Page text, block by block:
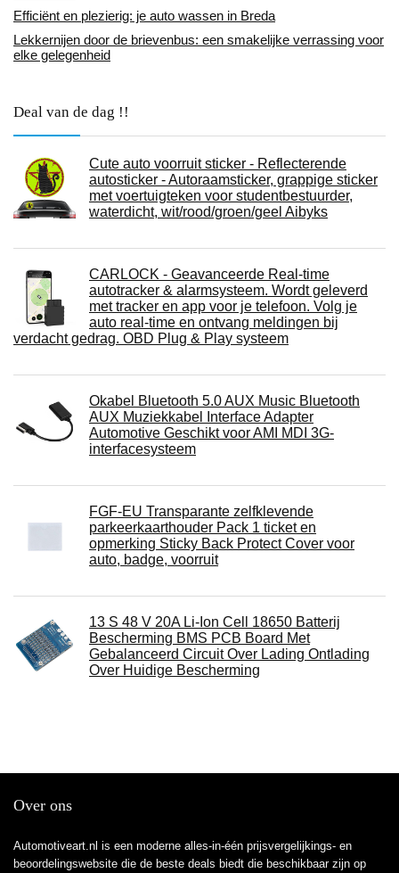
Efficiënt en plezierig: je auto wassen in Breda
Lekkernijen door de brievenbus: een smakelijke verrassing voor
elke gelegenheid
Deal van de dag !!
Cute auto voorruit sticker - Reflecterende
autosticker - Autoraamsticker, grappige sticker
met voertuigteken voor studentbestuurder,
waterdicht, wit/rood/groen/geel Aibyks
CARLOCK - Geavanceerde Real-time
autotracker & alarmsysteem. Wordt geleverd
met tracker en app voor je telefoon. Volg je
auto real-time en ontvang meldingen bij
verdacht gedrag. OBD Plug & Play systeem
Okabel Bluetooth 5.0 AUX Music Bluetooth
AUX Muziekkabel Interface Adapter
Automotive Geschikt voor AMI MDI 3G-
interfacesysteem
FGF-EU Transparante zelfklevende
parkeerkaarthouder Pack 1 ticket en
opmerking Sticky Back Protect Cover voor
auto, badge, voorruit
13 S 48 V 20A Li-Ion Cell 18650 Batterij
Bescherming BMS PCB Board Met
Gebalanceerd Circuit Over Lading Ontlading
Over Huidige Bescherming
Over ons
Automotiveart.nl is een moderne alles-in-één prijsvergelijkings- en
beoordelingswebsite die de beste deals biedt die beschikbaar zijn op